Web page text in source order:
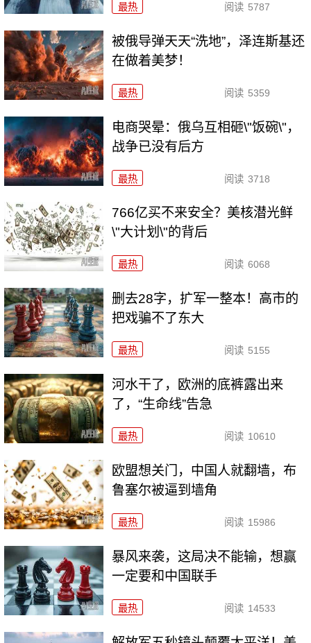
最热 阅读 5787
被俄导弹天天“洗地”，泽连斯基还
在做着美梦！
最热 阅读 5359
电商哭晕：俄乌互相砸\"饭碗\"，
战争已没有后方
最热 阅读 3718
766亿买不来安全？美核潜光鲜
\"大计划\"的背后
最热 阅读 6068
删去28字，扩军一整本！高市的
把戏骗不了东大
最热 阅读 5155
河水干了，欧洲的底裤露出来
了，“生命线”告急
最热 阅读 10610
欧盟想关门，中国人就翻墙，布
鲁塞尔被逼到墙角
最热 阅读 15986
暴风来袭，这局决不能输，想赢
一定要和中国联手
最热 阅读 14533